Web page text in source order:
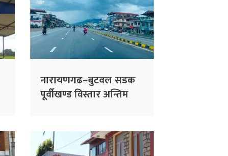
नारायणगढ–बुटवल सडक
पूर्वीखण्ड विस्तार अन्तिम